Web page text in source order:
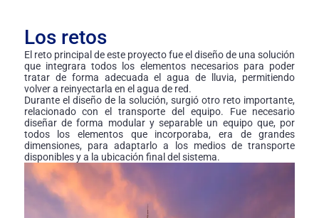
Los retos
El reto principal de este proyecto fue el diseño de una solución
que integrara todos los elementos necesarios para poder
tratar de forma adecuada el agua de lluvia, permitiendo
volver a reinyectarla en el agua de red.
Durante el diseño de la solución, surgió otro reto importante,
relacionado con el transporte del equipo. Fue necesario
diseñar de forma modular y separable un equipo que, por
todos los elementos que incorporaba, era de grandes
dimensiones, para adaptarlo a los medios de transporte
disponibles y a la ubicación final del sistema.